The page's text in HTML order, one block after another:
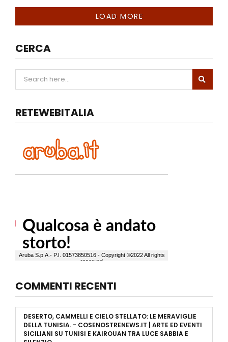
LOAD MORE
CERCA
RETEWEBITALIA
COMMENTI RECENTI
DESERTO, CAMMELLI E CIELO STELLATO: LE MERAVIGLIE
DELLA TUNISIA. - COSENOSTRENEWS.IT | ARTE ED EVENTI
SICILIANI SU TUNISI E KAIROUAN TRA LUCE SABBIA E